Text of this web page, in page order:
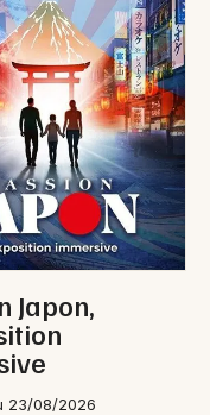
Japon,
23/08/2026